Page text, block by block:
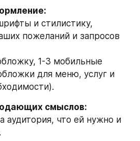
и стилистику,
пожеланий и запросов
1-3 мобильные
для меню, услуг и
смыслов:
аудитория, что ей нужно и